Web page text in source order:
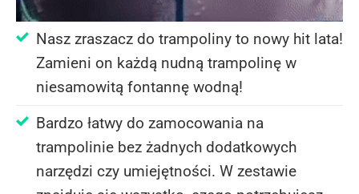
Nasz zraszacz do trampoliny to nowy hit lata!
Zamieni on każdą nudną trampolinę w
niesamowitą fontannę wodną!
Bardzo łatwy do zamocowania na
trampolinie bez żadnych dodatkowych
narzędzi czy umiejętności. W zestawie